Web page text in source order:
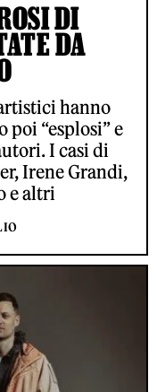
DI
DA
hanno
poi “esplosi” e
I casi di
Irene Grandi,
e altri